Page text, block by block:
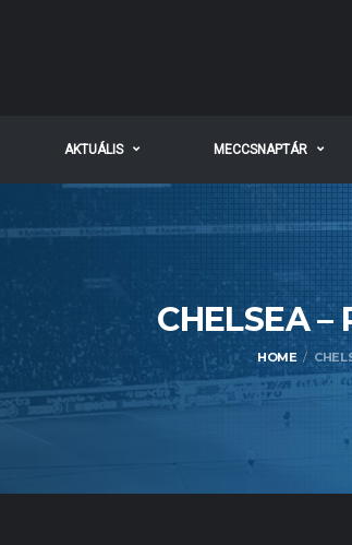
AKTUÁLIS MECCSNAPTÁR
CHELSEA –
HOME